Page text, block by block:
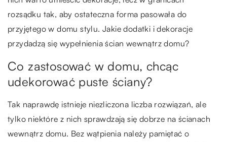
rozsądku tak, aby ostateczna forma pasowała do
przyjętego w domu stylu. Jakie dodatki i dekoracje
przydadzą się wypełnienia ścian wewnątrz domu?
Co zastosować w domu, chcąc
udekorować puste ściany?
Tak naprawdę istnieje niezliczona liczba rozwiązań, ale
tylko niektóre z nich sprawdzają się dobrze na ścianach
wewnątrz domu. Bez wątpienia należy pamiętać o